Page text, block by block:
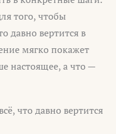
того, чтобы
давно вертится в
мягко покажет
настоящее, а что —
что давно вертится